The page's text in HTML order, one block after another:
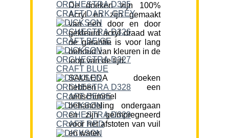
De doeken zijn 100%
Acryl en zijn gemaakt
van een door en door
gekleurd acryl draad wat
de garantie is voor lang
behoud van kleuren in de
loop van de tijd.
SAULEDA doeken
hebben een
antischimmel
behandeling ondergaan
en zijn geïmpregneerd
voor het afstoten van vuil
en water.